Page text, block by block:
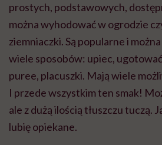
prostych, podstawowych,
można wyhodować w ogrodzie
ziemniaczki. Są popularne i
wiele sposobów: upiec,
puree, placuszki. Mają wiele
I przede wszystkim ten smak!
ale z dużą ilością tłuszczu tuczą.
lubię opiekane.